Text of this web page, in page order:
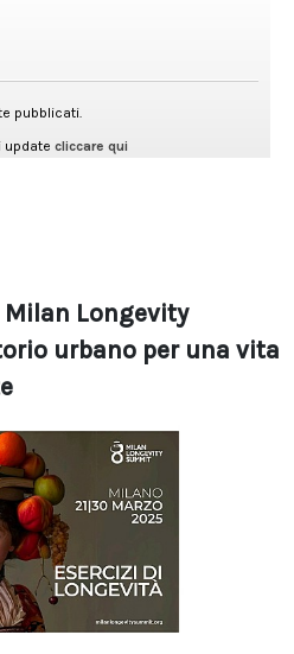
Milan Longevity
urbano per una vita